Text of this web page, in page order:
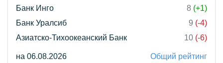
Банк Инго
8 (+1)
Банк Уралсиб
9 (-4)
Азиатско-Тихоокеанский Банк
10 (-6)
на 06.08.2026 Общий рейтинг